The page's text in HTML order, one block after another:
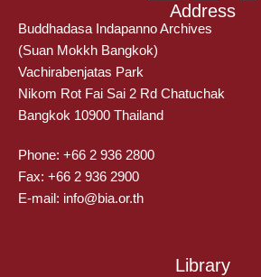
Address
Buddhadasa Indapanno Archives
(Suan Mokkh Bangkok)
Vachirabenjatas Park
Nikom Rot Fai Sai 2 Rd Chatuchak
Bangkok 10900 Thailand
Phone: +66 2 936 2800
Fax: +66 2 936 2900
E-mail: info@bia.or.th
Library